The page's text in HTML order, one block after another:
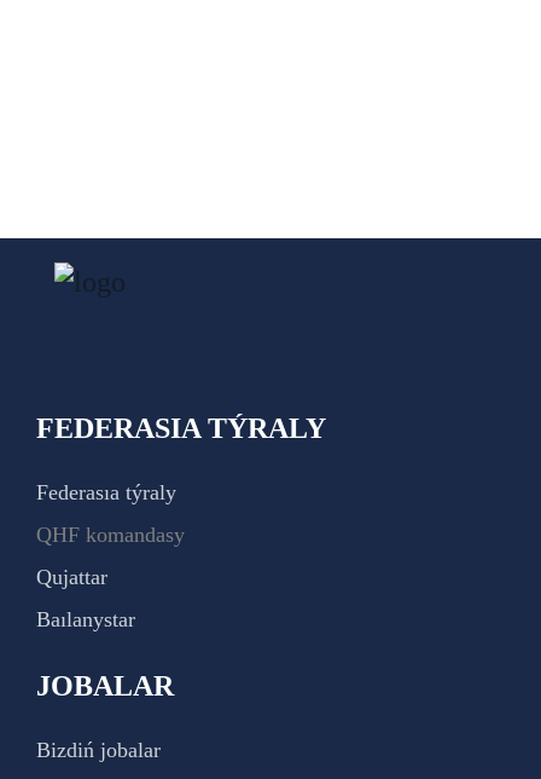
FEDERASIA TÝRALY
Federasıa týraly
QHF komandasy
Qujattar
Baılanystar
JOBALAR
Bizdiń jobalar